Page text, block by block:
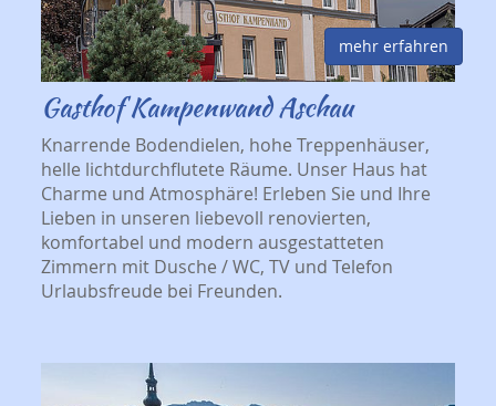
mehr erfahren
Gasthof Kampenwand Aschau
Knarrende Bodendielen, hohe Treppenhäuser,
helle lichtdurchflutete Räume. Unser Haus hat
Charme und Atmosphäre! Erleben Sie und Ihre
Lieben in unseren liebevoll renovierten,
komfortabel und modern ausgestatteten
Zimmern mit Dusche / WC, TV und Telefon
Urlaubsfreude bei Freunden.